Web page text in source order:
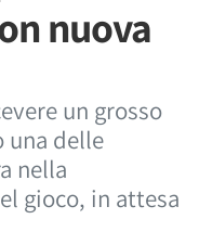
nuova
un grosso
una delle
nella
gioco, in attesa